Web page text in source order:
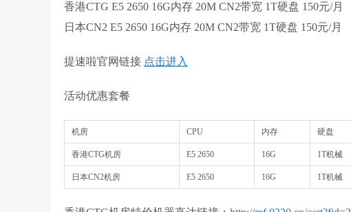
香港CTG E5 2650 16G内存 20M CN2带宽 1T硬盘 150元/月
日本CN2 E5 2650 16G内存 20M CN2带宽 1T硬盘 150元/月
提速啦官网链接 点击进入
活动优惠套餐
机房 CPU 内存 硬盘
香港CTG机房 E5 2650 16G 1T机械
日本CN2机房 E5 2650 16G 1T机械